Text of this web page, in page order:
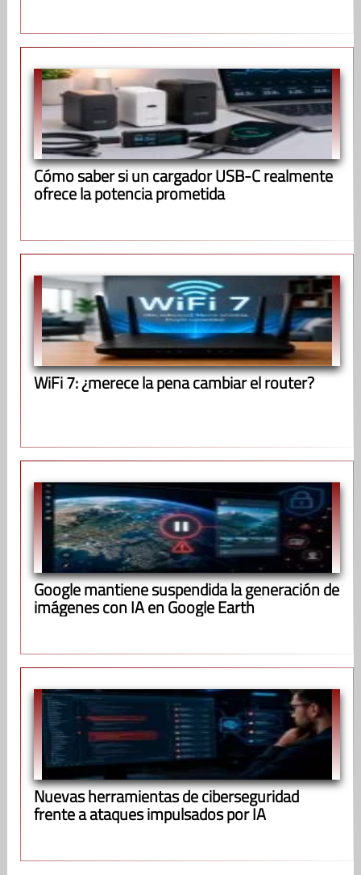
Cómo saber si un cargador USB-C realmente
ofrece la potencia prometida
WiFi 7: ¿merece la pena cambiar el router?
Google mantiene suspendida la generación de
imágenes con IA en Google Earth
Nuevas herramientas de ciberseguridad
frente a ataques impulsados por IA